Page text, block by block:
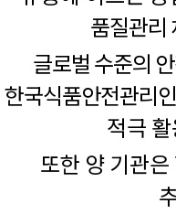
품질관리
글로벌 수준의
한국식품안전관리
적극
또한 양 기관